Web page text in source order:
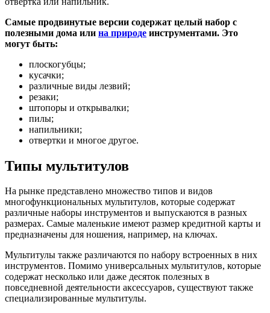
Самые продвинутые версии содержат целый набор с
полезными дома или на природе инструментами. Это
могут быть:
плоскогубцы;
кусачки;
различные виды лезвий;
резаки;
штопоры и открывалки;
пилы;
напильники;
отвертки и многое другое.
Типы мультитулов
На рынке представлено множество типов и видов
многофункциональных мультитулов, которые содержат
различные наборы инструментов и выпускаются в разных
размерах. Самые маленькие имеют размер кредитной карты и
предназначены для ношения, например, на ключах.
Мультитулы также различаются по набору встроенных в них
инструментов. Помимо универсальных мультитулов, которые
содержат несколько или даже десяток полезных в
повседневной деятельности аксессуаров, существуют также
специализированные мультитулы.